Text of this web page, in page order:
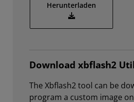
Herunterladen
Download xbflash2
The Xbflash2 tool can be
program a custom image